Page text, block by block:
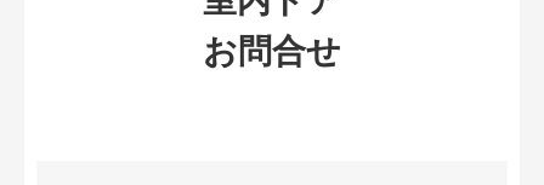
お問合せ